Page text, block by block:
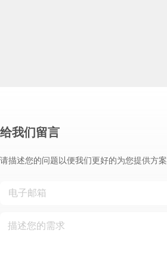
给我们留言
请描述您的问题以便我们更好的为您提供方案